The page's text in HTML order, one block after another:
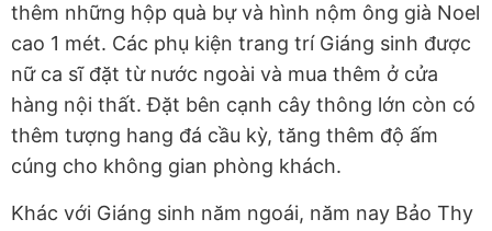
thêm những hộp quà bự và hình nộm ông già Noel
cao 1 mét. Các phụ kiện trang trí Giáng sinh được
nữ ca sĩ đặt từ nước ngoài và mua thêm ở cửa
hàng nội thất. Đặt bên cạnh cây thông lớn còn có
thêm tượng hang đá cầu kỳ, tăng thêm độ ấm
cúng cho không gian phòng khách.
Khác với Giáng sinh năm ngoái, năm nay Bảo Thy